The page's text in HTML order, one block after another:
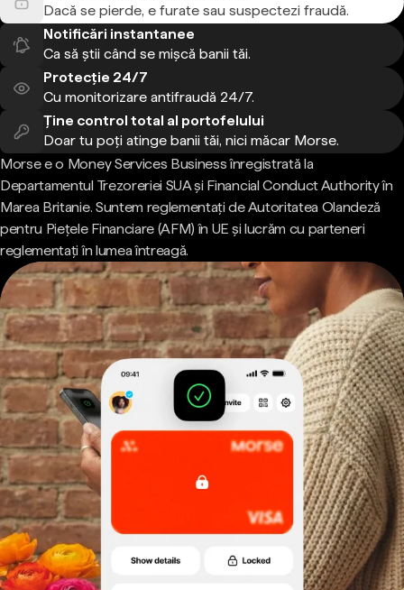
Dacă se pierde, e furate sau suspectezi fraudă.
Notificări instantanee
Ca să știi când se mișcă banii tăi.
Protecție 24/7
Cu monitorizare antifraudă 24/7.
Ține control total al portofelului
Doar tu poți atinge banii tăi, nici măcar Morse.
Morse e o Money Services Business înregistrată la
Departamentul Trezoreriei SUA și Financial Conduct Authority în
Marea Britanie. Suntem reglementați de Autoritatea Olandeză
pentru Piețele Financiare (AFM) în UE și lucrăm cu parteneri
reglementați în lumea întreagă.